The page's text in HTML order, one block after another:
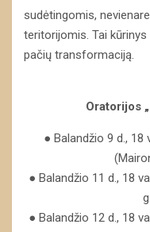
sudėtingomis,
teritorijomis. Tai
pačių transformaciją.
Oratorijos
● Balandžio 9 d., 18
● Balandžio 11 d., 18
● Balandžio 12 d., 18